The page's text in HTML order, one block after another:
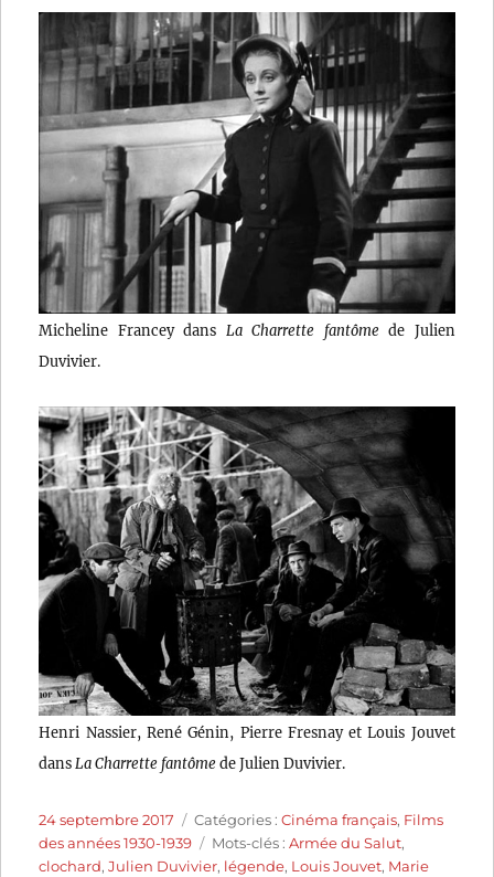
Micheline Francey dans La Charrette fantômede Julien
Duvivier.
Henri Nassier, René Génin, Pierre Fresnay et Louis Jouvet
dans La Charrette fantômede Julien Duvivier.
Publié
le
24 septembre 2017 Catégories
Catégories :Cinéma français, Films
des années 1930-1939
Étiquettes
Mots-clés :Armée du Salut,
clochard,Julien Duvivier, légende, Louis Jouvet, Marie